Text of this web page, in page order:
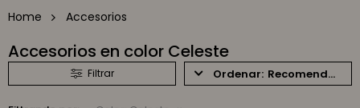
Home Accesorios
Accesorios en color Celeste
Recomendados